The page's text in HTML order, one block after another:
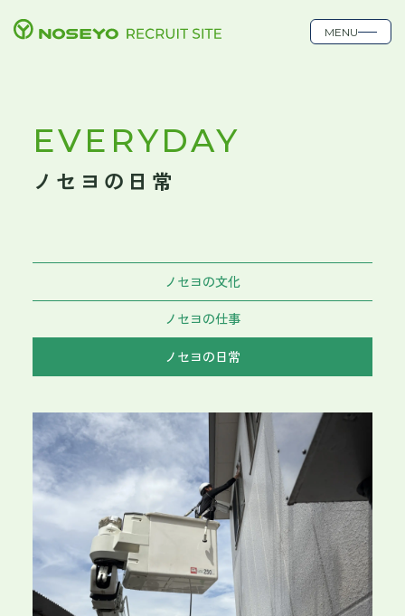
MENU
EVERYDAY
ノセヨの日常
ノセヨの文化
ノセヨの仕事
ノセヨの日常